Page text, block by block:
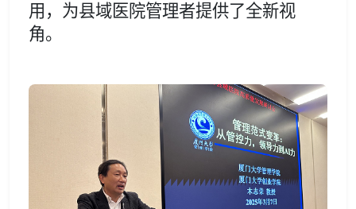
用，为县域医院管理者提供了全新视
角。